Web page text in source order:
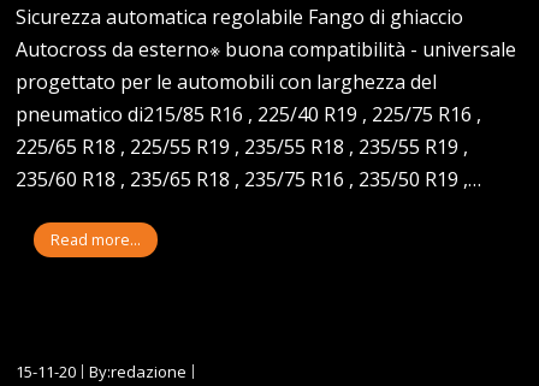
Sicurezza automatica regolabile Fango di ghiaccio
Autocross da esterno※ buona compatibilità - universale
progettato per le automobili con larghezza del
pneumatico di215/85 R16 , 225/40 R19 , 225/75 R16 ,
225/65 R18 , 225/55 R19 , 235/55 R18 , 235/55 R19 ,
235/60 R18 , 235/65 R18 , 235/75 R16 , 235/50 R19 ,…
Read more...
15-11-20
By:redazione